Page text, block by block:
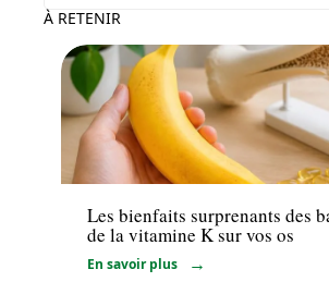
À RETENIR
Bien-être
Les bienfaits surprenants des
de la vitamine K sur vos os
En savoir plus